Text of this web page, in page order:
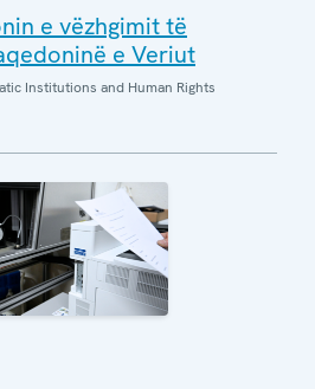
e vëzhgimit të
e Veriut
Institutions and Human Rights